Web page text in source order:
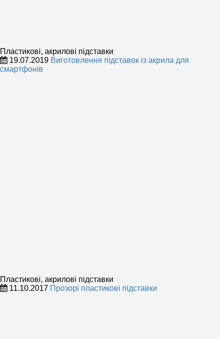
Пластикові, акрилові підставки
19.07.2019 Виготовлення підставок із акрила для
смартфонів
Пластикові, акрилові підставки
11.10.2017 Прозорі пластикові підставки